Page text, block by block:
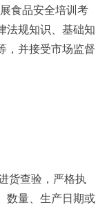
食品安全培训考
法规知识、基础知
，并接受市场监督
查验，严格执
数量、生产日期或